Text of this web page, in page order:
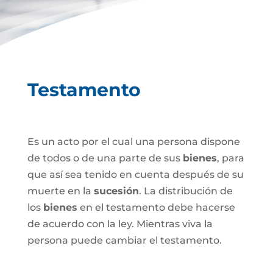
Testamento
Es un acto por el cual una persona dispone
de todos o de una parte de sus bienes, para
que así sea tenido en cuenta después de su
muerte en la sucesión. La distribución de
los bienes en el testamento debe hacerse
de acuerdo con la ley. Mientras viva la
persona puede cambiar el testamento.